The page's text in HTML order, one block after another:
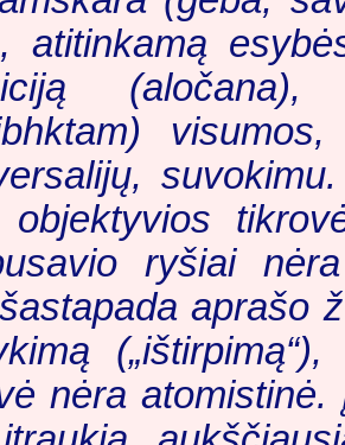
atitinkamą
(aločana),
)
objektyvios
ryšiai
aprašo
nėra